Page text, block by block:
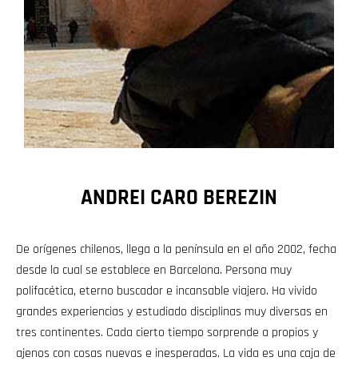
ANDREI CARO BEREZIN
De orígenes chilenos, llega a la península en el año 2002, fecha
desde la cual se establece en Barcelona. Persona muy
polifacética, eterno buscador e incansable viajero. Ha vivido
grandes experiencias y estudiado disciplinas muy diversas en
tres continentes. Cada cierto tiempo sorprende a propios y
ajenos con cosas nuevas e inesperadas. La vida es una caja de